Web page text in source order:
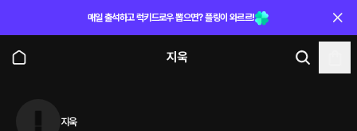
매일 출석하고 럭키드로우 뽑으면? 플링이 와르르!
지욱
지욱